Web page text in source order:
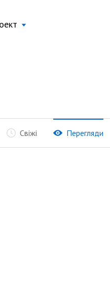
Свіжі Перегляди